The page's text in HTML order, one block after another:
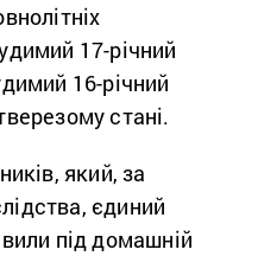
17-річний
16-річний
стані.
який, за
єдиний
під домашній